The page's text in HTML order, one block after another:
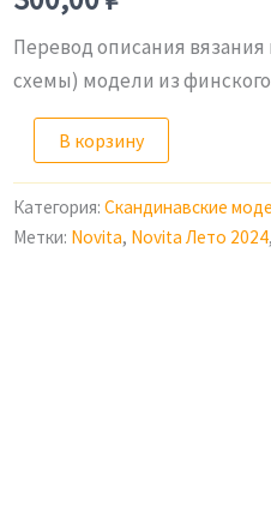
Перевод описания
схемы) модели из
Количество
товара
вязания
трикотажного
платья
В корзину
Категория: Скандинавские
Метки: Novita, Novita Лето 2024,